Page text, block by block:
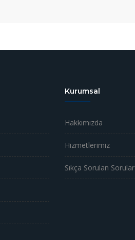
Kurumsal
Hakkımızda
Hizmetlerimiz
Sıkça Sorulan Sorular